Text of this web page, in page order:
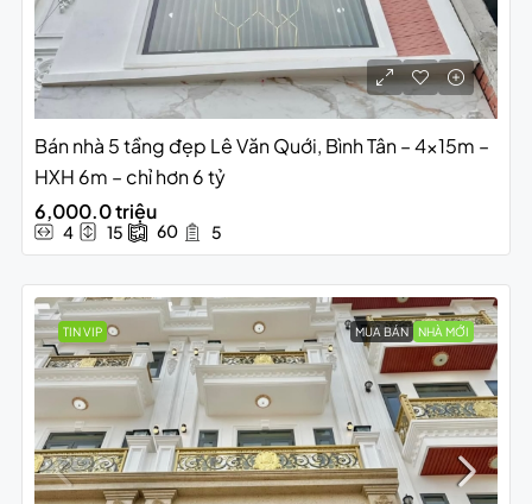
Bán nhà 5 tầng đẹp Lê Văn Quới, Bình Tân – 4x15m –
HXH 6m – chỉ hơn 6 tỷ
6,000.0 triệu
4 15 60 5
TIN VIP MUA BÁN NHÀ MỚI